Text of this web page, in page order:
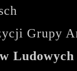
Grupy
Ludowych